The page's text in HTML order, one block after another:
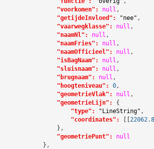
"voorkomen":
null ,
"getijdeInvloed":
"nee" ,
"vaarwegklasse":
null ,
"naamNl":
null ,
"naamFries":
null ,
"naamOfficieel":
null ,
"isBagNaam":
null ,
"sluisnaam":
null ,
"brugnaam":
null ,
"hoogteniveau":
0,
"geometrieVlak":
null ,
"geometrieLijn":
{
"type":
"LineString" ,
"coordinates":
[[
                },
"geometriePunt":
null
            },